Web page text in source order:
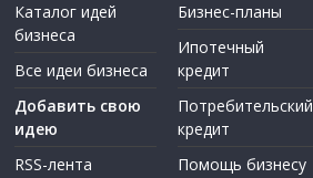
Каталог идей
бизнеса
Все идеи бизнеса
Добавить свою
идею
RSS-лента
Бизнес-планы
Ипотечный
кредит
Потребительский
кредит
Помощь бизнесу